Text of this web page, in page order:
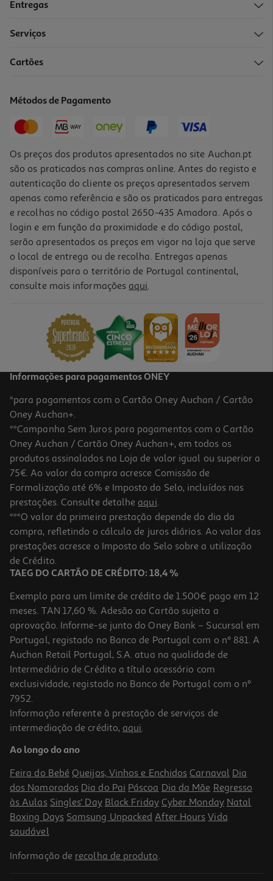
Sobremesa Andros Mousse Chocolate Vegan 2x55g
Entregas
Serviços
Cartões
Métodos de Pagamento
Os preços dos produtos apresentados no site Auchan.pt
são os praticados nas compras online. Antes do registo e
autenticação do cliente os preços apresentados servem
apenas como referência e são os praticados para entregas
e recolhas no código postal 2650-435 Amadora. Após o
login e em função da proximidade e do código postal,
serão apresentados os preços em vigor na loja que serve
o local de entrega ou de recolha. Entregas apenas
disponíveis para o território de Portugal continental,
consulte mais informações aqui.
Informações para pagamentos ONEY
*para pagamentos com o Cartão Oney Auchan / Cartão
Oney Auchan+.
**Campanha Sem Juros para pagamentos com o Cartão
Oney Auchan / Cartão Oney Auchan+, em todos os
produtos assinalados na Loja de valor igual ou superior a
75€. Ao valor da compra acresce Comissão de
Formalização até 6% e Imposto do Selo, incluídos nas
prestações. Consulte detalhe aqui.
***O valor da primeira prestação depende do dia da
compra, refletindo o cálculo de juros diários. Ao valor das
prestações acresce o Imposto do Selo sobre a utilização
de Crédito.
TAEG DO CARTÃO DE CRÉDITO: 18,4 %
Exemplo para um limite de crédito de 1.500€ pago em 12
meses. TAN 17,60 %. Adesão ao Cartão sujeita a
aprovação. Informe-se junto do Oney Bank – Sucursal em
Portugal, registado no Banco de Portugal com o nº 881. A
Auchan Retail Portugal, S.A. atua na qualidade de
Intermediário de Crédito a título acessório com
exclusividade, registado no Banco de Portugal com o nº
7952.
Informação referente à prestação de serviços de
intermediação de crédito, aqui.
Ao longo do ano
Feira do Bebé Queijos, Vinhos e Enchidos Carnaval Dia
dos Namorados Dia do Pai Páscoa Dia da Mãe Regresso
às Aulas Singles' Day Black Friday Cyber Monday Natal
Boxing Days Samsung Unpacked After Hours Vida
saudável
Informação de recolha de produto.